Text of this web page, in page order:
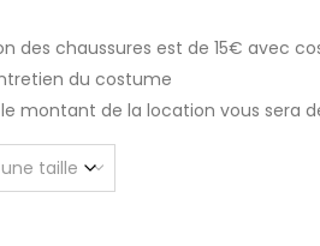
des chaussures est de 15€ avec
du costume
montant de la location vous sera